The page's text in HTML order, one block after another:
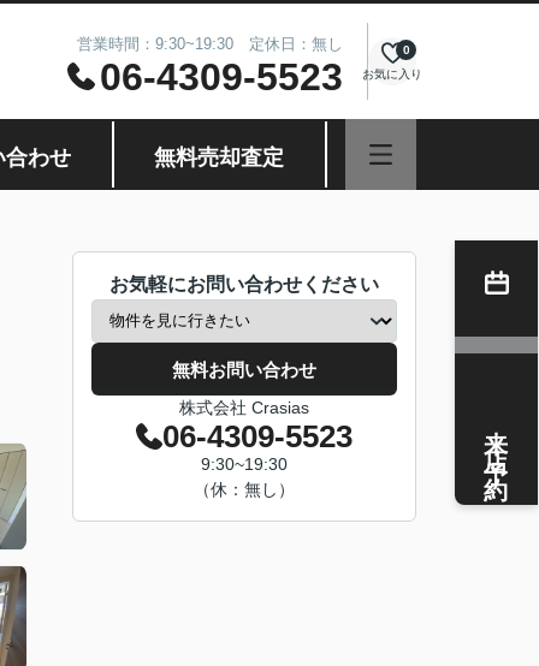
営業時間：9:30~19:30 定休日：無し
06-4309-5523 お気に入り
0
合わせ 無料売却査定
お気軽にお問い合わせください
無料お問い合わせ
株式会社 Crasias
06-4309-5523
9:30~19:30
（休：無し）
来店予約